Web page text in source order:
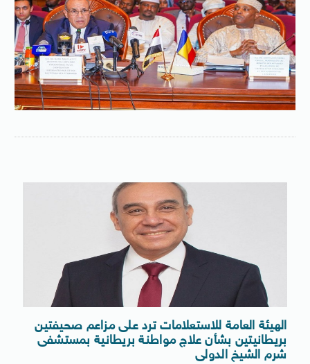
الهيئة العامة للاستعلامات ترد على مزاعم صحيفتين
بريطانيتين بشأن علاج مواطنة بريطانية بمستشفى
شرم الشيخ الدولى